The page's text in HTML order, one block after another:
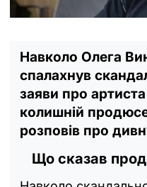
Навколо Олега
спалахнув
заяви про
колишній
розповів про
Що сказав